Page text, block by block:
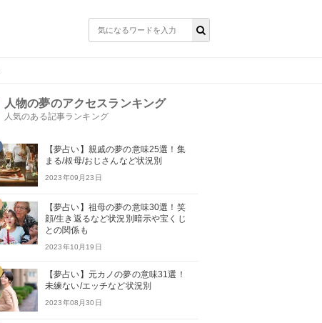
人物の夢のアクセスランキング
人気のある記事ランキング
【夢占い】親戚の夢の意味25選！集
まる/叔母/おじさんなど状況別
2023年09月23日
【夢占い】祖母の夢の意味30選！笑
顔/生き返るなど状況別暗示や宝くじ
との関係も
2023年10月19日
【夢占い】元カノの夢の意味31選！
未練ない/エッチなど状況別
2023年08月30日